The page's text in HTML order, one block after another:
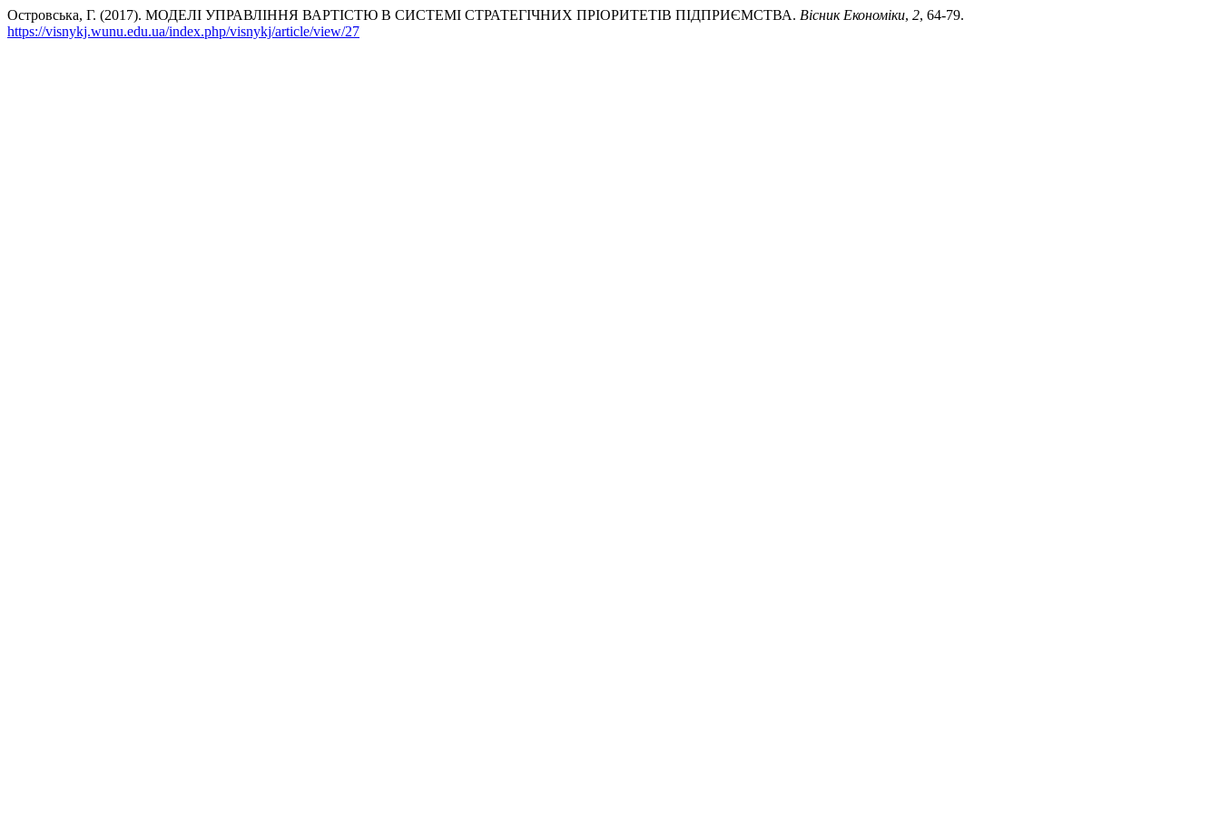
Островська, Г. (2017). МОДЕЛІ УПРАВЛІННЯ ВАРТІСТЮ В СИСТЕМІ СТРАТЕГІЧНИХ ПРІОРИТЕТІВ ПІДПРИЄМСТВА. Вісник Економіки, 2, 64-79.
https://visnykj.wunu.edu.ua/index.php/visnykj/article/view/27